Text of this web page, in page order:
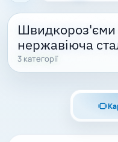
Швидкороз'єми
нержавіюча
3 категорії